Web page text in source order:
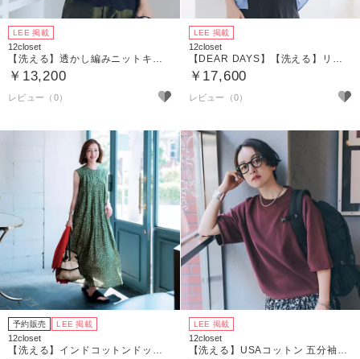
LEE 掲載
12closet
￥13,200
LEE 掲載
12closet
￥17,600
予約販売 LEE 掲載
12closet
【洗える】インドコットンドットワンピース
LEE 掲載
12closet
【洗える】USAコットン 五分袖スウェット